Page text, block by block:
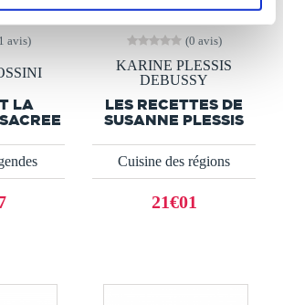
avis)
LA
(0 avis)
KARINE PLESSIS
DEBUSSY
LES RECETTES DE
SUSANNE PLESSIS
Cuisine des régions
21€01